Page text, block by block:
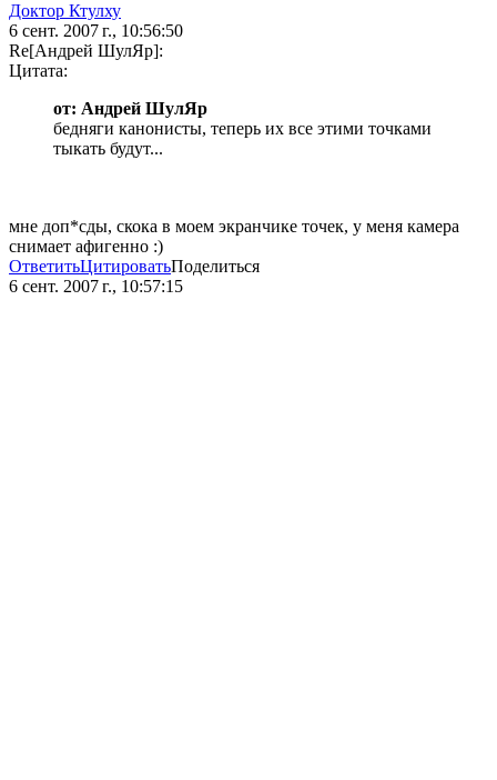
Доктор Ктулху
6 сент. 2007 г., 10:56:50
Re[Андрей ШулЯр]:
Цитата:
от: Андрей ШулЯр
бедняги канонисты, теперь их все этими точками
тыкать будут...
мне доп*сды, скока в моем экранчике точек, у меня камера
снимает афигенно :)
ОтветитьЦитироватьПоделиться
6 сент. 2007 г., 10:57:15